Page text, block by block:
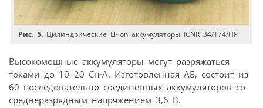
Рис. 5. Цилиндрические Li-ion аккумуляторы ICNR 34/174/HP
Высокомощные аккумуляторы могут разряжаться
токами до 10–20 Сн·А. Изготовленная АБ, состоит из
60 последовательно соединенных аккумуляторов со
среднеразрядным напряжением 3,6 В.